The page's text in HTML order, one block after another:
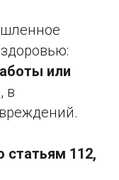
или
в
статьям 112,